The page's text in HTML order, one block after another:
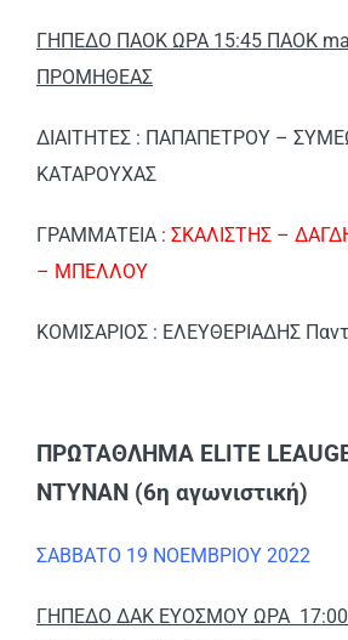
ΓΗΠΕΔΟ ΠΑΟΚ ΩΡΑ 15:45 ΠΑΟΚ
ΠΡΟΜΗΘΕΑΣ
ΔΙΑΙΤΗΤΕΣ : ΠΑΠΑΠΕΤΡΟΥ –
ΚΑΤΑΡΟΥΧΑΣ
ΓΡΑΜΜΑΤΕΙΑ : ΣΚΑΛΙΣΤΗΣ –
– ΜΠΕΛΛΟΥ
ΚΟΜΙΣΑΡΙΟΣ : ΕΛΕΥΘΕΡΙΑΔΗΣ
ΠΡΩΤΑΘΛΗΜΑ ELITE
ΝΤΥΝΑΝ (6η αγωνιστική)
ΣΑΒΒΑΤΟ 19 ΝΟΕΜΒΡΙΟΥ 2022
ΓΗΠΕΔΟ ΔΑΚ ΕΥΟΣΜΟΥ ΩΡΑ